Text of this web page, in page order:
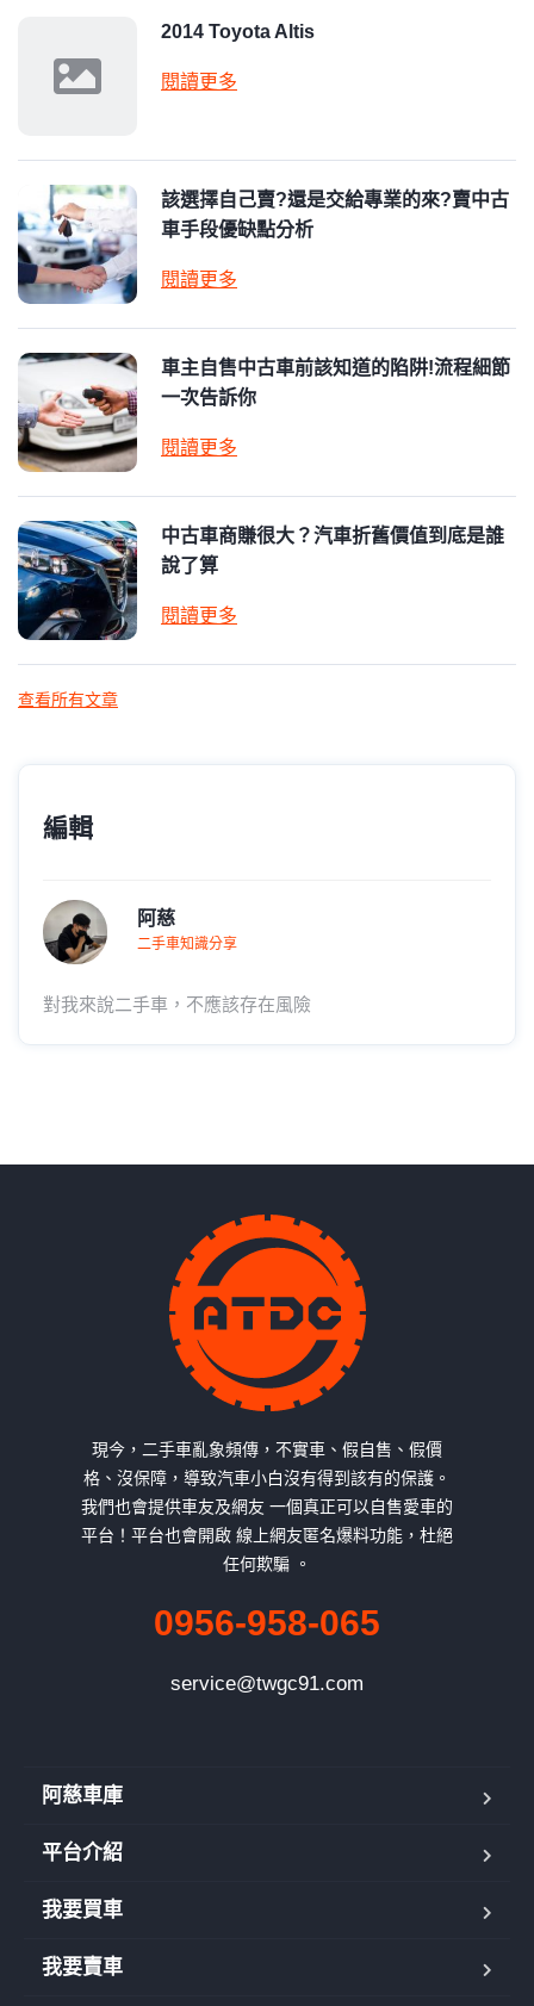
2014 Toyota Altis
閱讀更多
該選擇自己賣?還是交給專業的來?賣中古
車手段優缺點分析
閱讀更多
車主自售中古車前該知道的陷阱!流程細節
一次告訴你
閱讀更多
中古車商賺很大？汽車折舊價值到底是誰
說了算
閱讀更多
查看所有文章
編輯
阿慈
二手車知識分享
對我來說二手車，不應該存在風險
現今，二手車亂象頻傳，不實車、假自售、假價
格、沒保障，導致汽車小白沒有得到該有的保護。
我們也會提供車友及網友 一個真正可以自售愛車的
平台！平台也會開啟 線上網友匿名爆料功能，杜絕
任何欺騙 。
0956-958-065
service@twgc91.com
阿慈車庫
平台介紹
我要買車
我要賣車